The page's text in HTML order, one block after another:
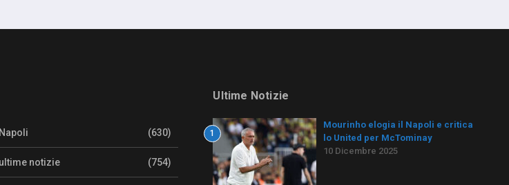
(630)
notizie (754)
Ultime Notizie
1
Mourinho elogia il Napoli e critica
lo United per McTominay
10 Dicembre 2025